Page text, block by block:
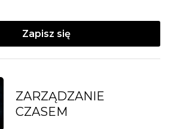
Zapisz się
ZARZĄDZANIE
CZASEM